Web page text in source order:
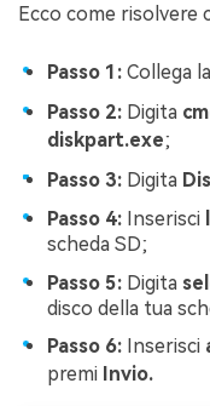
Ecco come risolvere
Passo 1: Collega
Passo 2: Digita
diskpart.exe;
Passo 3: Digita
Passo 4: Inserisci
scheda SD;
Passo 5: Digita
disco della tua
Passo 6: Inserisci
premi Invio.